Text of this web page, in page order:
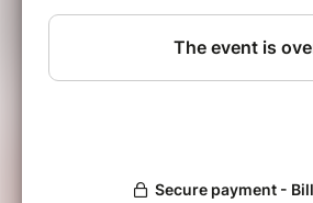
Frank Chatona : Saxophone
Christophe Touzalin : Trompette &